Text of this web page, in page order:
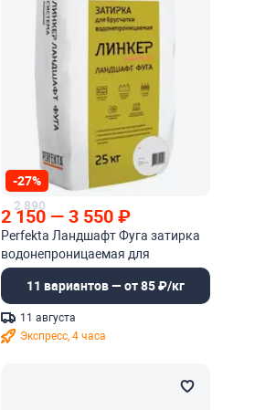
-27%
2 890
2 150 —3 550₽
Perfekta Ландшафт Фуга затирка
водонепроницаемая для
брусчатки и плит
11 вариантов — от 85 ₽/кг
11 августа
Экспресс, 4 часа